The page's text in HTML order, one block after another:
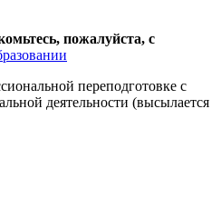
пожалуйста, с
переподготовке с
деятельности (высылается